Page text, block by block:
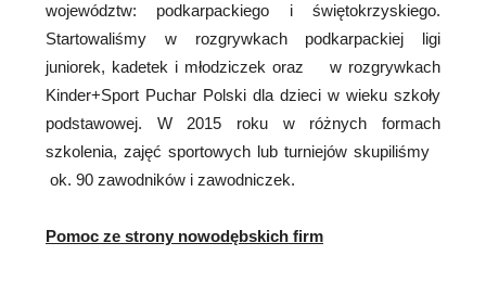
województw: podkarpackiego i świętokrzyskiego.
Startowaliśmy w rozgrywkach podkarpackiej ligi
juniorek, kadetek i młodziczek oraz w rozgrywkach
Kinder+Sport Puchar Polski dla dzieci w wieku szkoły
podstawowej. W 2015 roku w różnych formach
szkolenia, zajęć sportowych lub turniejów skupiliśmy
ok. 90 zawodników i zawodniczek.
Pomoc ze strony nowodębskich firm